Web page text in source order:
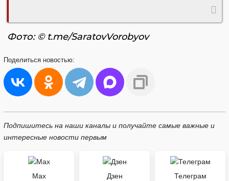
Фото: © t.me/SaratovVorobyov
Поделиться новостью:
Подпишитесь на наши каналы и получайте самые важные и
интересные новости первым
Max Дзен Телеграм